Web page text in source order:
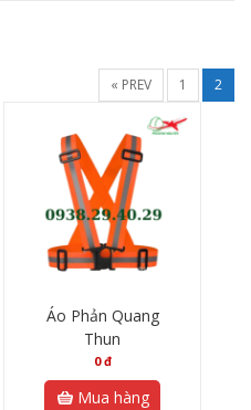
« PREV 1 2
Áo Phản Quang
Thun
0đ
Mua hàng